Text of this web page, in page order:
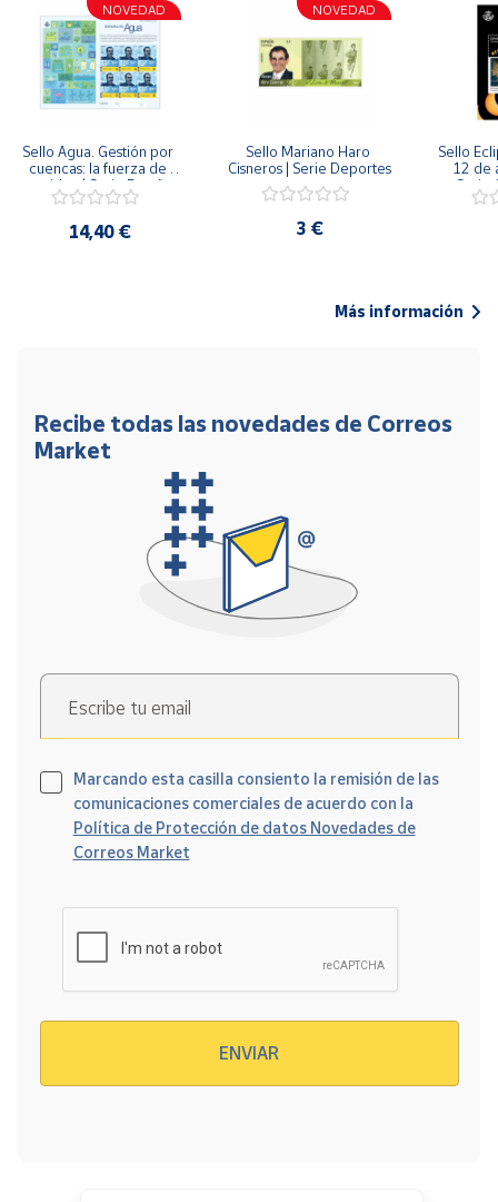
NOVEDAD
Sello Agua. Gestión por
cuencas: la fuerza de
una idea.| Serie España
ES| Pliego Premium
14,40 €
NOVEDAD
Sello Mariano Haro
Cisneros | Serie Deportes
3 €
Sello
12 de
Serie
Más información
Recibe todas las novedades de Correos
Market
Escribe tu email
Marcando esta casilla consiento la remisión de las
comunicaciones comerciales de acuerdo con la
Política de Protección de datos Novedades de
Correos Market
ENVIAR